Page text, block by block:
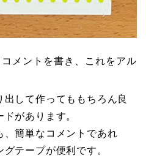
メントを書き、これをアル
して作ってももちろん良
があります。
、簡単なコメントであれ
テープが便利です。